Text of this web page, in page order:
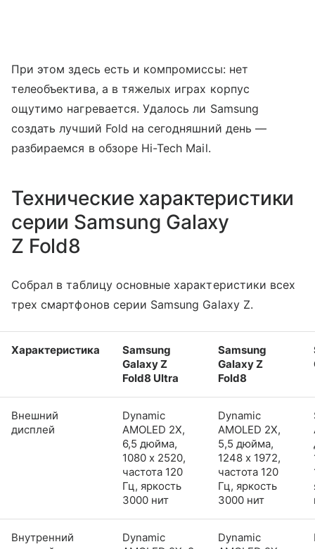
При этом здесь есть и компромиссы: нет
телеобъектива, а в тяжелых играх корпус
ощутимо нагревается. Удалось ли Samsung
создать лучший Fold на сегодняшний день —
разбираемся в обзоре Hi-Tech Mail.
Технические характеристики
серии Samsung Galaxy
Z Fold8
Собрал в таблицу основные характеристики всех
трех смартфонов серии Samsung Galaxy Z.
Характеристика
Samsung
Galaxy Z
Fold8 Ultra
Samsung
Galaxy Z
Fold8
Внешний
дисплей
Dynamic
AMOLED 2X,
6,5 дюйма,
1080 x 2520,
частота 120
Гц, яркость
3000 нит
Dynamic
AMOLED 2X,
5,5 дюйма,
1248 x 1972,
частота 120
Гц, яркость
3000 нит
Внутренний
Dynamic
Dynamic